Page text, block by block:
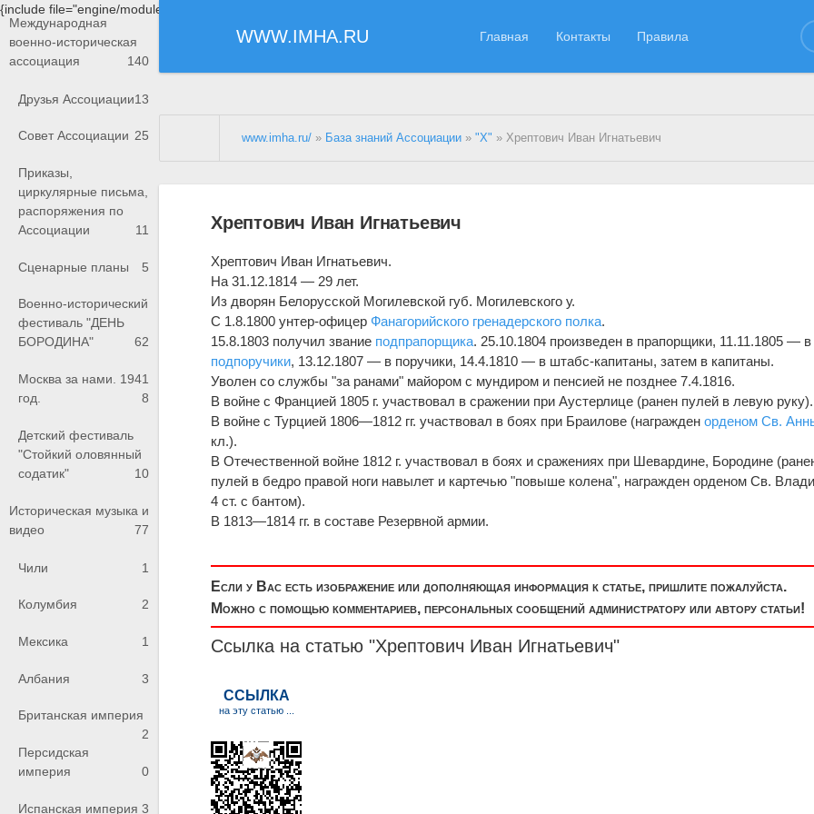
{include file="engine/modules/saperu/head.php"}
WWW.IMHA.RU Главная Контакты Правила
Международная
военно-историческая
ассоциация
140
Друзья Ассоциации13
Совет Ассоциации 25
Приказы,
циркулярные письма,
распоряжения по
Ассоциации
11
Сценарные планы 5
Военно-исторический
фестиваль "ДЕНЬ
БОРОДИНА"
62
Москва за нами. 1941
год.
8
Детский фестиваль
"Стойкий оловянный
содатик"
10
Историческая музыка и
видео
77
Чили 1
Колумбия 2
Мексика 1
Албания 3
Британская империя
2
Персидская
империя
0
Испанская империя 3
www.imha.ru/ » База знаний Ассоциации »"Х" » Хрептович Иван Игнатьевич
Хрептович Иван Игнатьевич
Хрептович Иван Игнатьевич.
На 31.12.1814 — 29 лет.
Из дворян Белорусской Могилевской губ. Могилевского у.
С 1.8.1800 унтер-офицер Фанагорийского гренадерского полка.
15.8.1803 получил звание подпрапорщика. 25.10.1804 произведен в прапорщики, 11.11.1805 — в
подпоручики, 13.12.1807 — в поручики, 14.4.1810 — в штабс-капитаны, затем в капитаны.
Уволен со службы "за ранами" майором с мундиром и пенсией не позднее 7.4.1816.
В войне с Францией 1805 г. участвовал в сражении при Аустерлице (ранен пулей в левую руку).
В войне с Турцией 1806—1812 гг. участвовал в боях при Браилове (награжденорденом Св.
кл.).
В Отечественной войне 1812 г. участвовал в боях и сражениях при Шевардине, Бородине
пулей в бедро правой ноги навылет и картечью "повыше колена", награжден орденом Св.
4 ст. с бантом).
В 1813—1814 гг. в составе Резервной армии.
Если у Вас есть изображение или дополняющая информация к статье, пришлите пожалуйста.
Можно с помощью комментариев, персональных сообщений администратору или автору статьи!
Ссылка на статью "Хрептович Иван Игнатьевич"